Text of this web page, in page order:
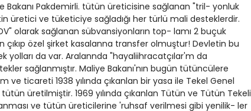
14
15
16
17
18
14
15
16
17
18
Bakanı Pakdemirli. tütün üreticisine sağlanan "tril- yonluk
üretici ve tüketiciye sağladığı her türlü mali desteklerdir.
olarak sağlanan sübvansiyonların top- lamı 2 buçuk
özel şirket kasalanna transfer olmuştur! Devletin bu
yolları da var. Aralannda "hayaliihracatçılar'm da
sağlanmıştır. Maliye Bakanı'nın bugün tütüncülere
ticareti 1938 yılında çıkanlan bir yasa ile Tekel Genel
üretilmiştir. 1969 yılında çıkanlan Tütün ve Tütün Tekeli
ve tütün üreticilerine 'ruhsaf verilmesi gibi yenilik- ler